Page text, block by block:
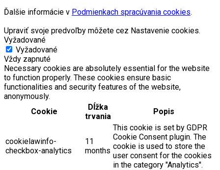
Ďalšie informácie v Podmienkach spracúvania cookies.
Upraviť svoje predvoľby môžete cez Nastavenie cookies.
Vyžadované
Vyžadované
Vždy zapnuté
Necessary cookies are absolutely essential for the website
to function properly. These cookies ensure basic
functionalities and security features of the website,
anonymously.
Cookie
Dĺžka
trvania
Popis
cookielawinfo-
checkbox-analytics
11
months
This cookie is set by GDPR
Cookie Consent plugin. The
cookie is used to store the
user consent for the cookies
in the category "Analytics".